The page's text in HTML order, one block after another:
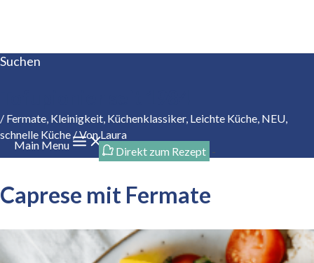
Suchen
Main Menu
/ Fermate, Kleinigkeit, Küchenklassiker, Leichte Küche, NEU,
schnelle Küche/ VonLaura
Direkt zum Rezept -
Caprese mit Fermate